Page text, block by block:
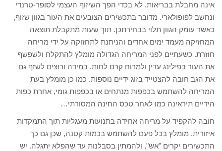
אינה מחבלת בבריאות. לא בכדי הפך השיזוף העצמי לסופר-טרנדי
ונחשב לפופולארי. מדובר בתכשירים הצובעים את העור בגוון שזוף,
כאשר עומק הגוון תלוי בבחירתכן. תוך שעות מתקבלת תוצאה
המחזיקה מעמד ימים אחדים והניתנת לתחזוקה על ידי מריחה
חוזרת. כשעתיים לפני המריחה הגדולה מומלץ להתקלח ולשפשף
את העור בפילינג עדין ולמרוח קרם לחות. במידה ורוצים לשזף גם
את הגב חובה להצטייד בזוג ידיים נוספות. כמו כן מומלץ בעת
המריחה להשתמש בכפפות מנתחים או בכפפות גומי, אחרת כפות
הידיים תיראינה כמו לאחר טכס החינה המסורתי…
חובה להקפיד על מריחה אחידה בתנועות מעגליות תוך התמקדות
איזורית. מומלץ בכל פעם להשתמש בכמות קטנה, שכן גם כך
התכשירים יקרים "אש", ולהמתין בסבלנות עד שהפלא יתגלה. יש